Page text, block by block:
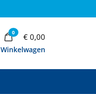
0 €0,00
Winkelwagen